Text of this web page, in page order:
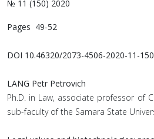
№ 11 (150) 2020
Pages 49-52
DOI 10.46320/2073-4506-2020-11-
LANG Petr Petrovich
Ph.D. in Law, associate professor of
sub-faculty of the Samara State